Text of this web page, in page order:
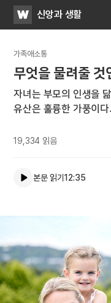
WATV신앙과 생활
가족애소통
무엇을 물려줄 것
자녀는 부모의 인생을
유산은 훌륭한 가풍이다.
19,334 읽음
본문 읽기12:35